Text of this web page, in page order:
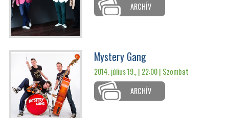
ARCHÍV
Mystery Gang
2014. július 19., | 22:00 | Szombat
ARCHÍV